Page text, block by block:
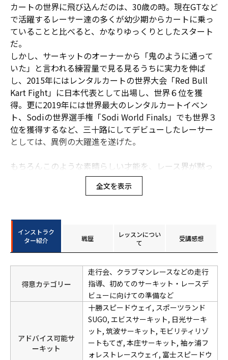
カートの世界に飛び込んだのは、30歳の時。現在GTなど
で活躍するレーサー達の多くが幼少期からカートに乗っ
ていることと比べると、かなりゆっくりとしたスタート
だ。
しかし、サーキットのオーナーから「鬼のように通って
いた」と言われる練習量で見る見るうちに実力を伸ば
し、2015年にはレンタルカートの世界大会「Red Bull
Kart Fight」に日本代表として出場し、世界６位を獲
得。更に2019年には世界最大のレンタルカートイベン
ト、Sodiの世界選手権「Sodi World Finals」でも世界３
位を獲得するなど、三十路にしてデビューしたレーサー
としては、異例の大躍進を遂げた。
もちろんこのような素晴らしい才能を、レース界が黙っ
て見過ごす訳がない。
カートでのレース実績が評価され、2020年にスカラシッ
トリック」を達成して周囲の期待に応えると、翌2021年
のN-ONE OWNER'S CUP、さらに翌々年2022年のMini
Challenge Japanではシリーズチャンピオンを獲得するな
ど、FF車でもその走りは一切輝きを失わないことを証明
「身体が想いについてくるうちに、行けるところまで行
きたい」と語る川福が駒を進めた先は、国内耐久レース
の最高峰スーパー耐久シリーズ。
2023年から「公団ちゃん」の愛称で親しまれているST
５クラスの「栄建設・ホンダカーズ南札幌FIT」をドライ
全文を表示
インストラク
ター紹介
戦歴
レッスンについ
て
受講感想
得意カテゴリー
走行会、クラブマンレースなどの走行
指導、初めてのサーキット・レースデ
ビューに向けての準備など
アドバイス可能サ
ーキット
十勝スピードウェイ, スポーツランド
SUGO, エビスサーキット, 日光サーキ
ット, 筑波サーキット, モビリティリゾ
ートもてぎ, 本庄サーキット, 袖ヶ浦フ
ォレストレースウェイ, 富士スピードウ